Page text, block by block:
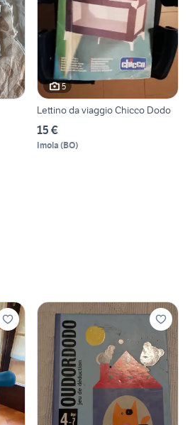
5
Lettino da viaggio Chicco Dodo
15 €
Imola (BO)